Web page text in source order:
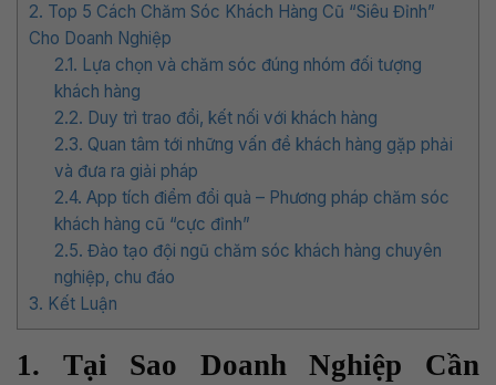
2. Top 5 Cách Chăm Sóc Khách Hàng Cũ “Siêu Đỉnh”
Cho Doanh Nghiệp
2.1. Lựa chọn và chăm sóc đúng nhóm đối tượng
khách hàng
2.2. Duy trì trao đổi, kết nối với khách hàng
2.3. Quan tâm tới những vấn đề khách hàng gặp phải
và đưa ra giải pháp
2.4. App tích điểm đổi quà – Phương pháp chăm sóc
khách hàng cũ “cực đỉnh”
2.5. Đào tạo đội ngũ chăm sóc khách hàng chuyên
nghiệp, chu đáo
3. Kết Luận
1. Tại Sao Doanh Nghiệp Cần